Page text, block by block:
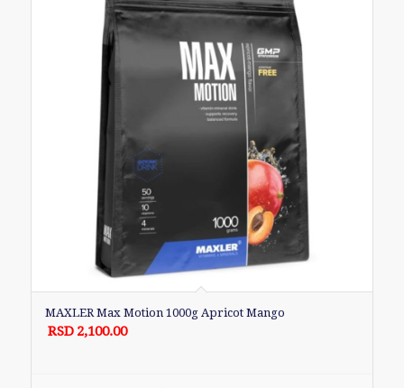
MAXLER Max Motion 1000g Apricot Mango
RSD 2,100.00